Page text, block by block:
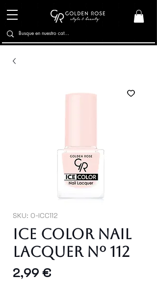
SKU: O-ICC112
Ice Color Nail
Lacquer Nº 112
2,99 €